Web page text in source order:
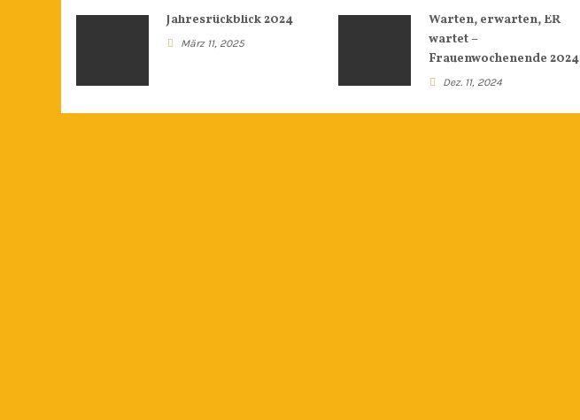
Jahresrückblick 2024
März 11, 2025
Warten, erwarten, ER
wartet –
Frauenwochenende 2024
Dez. 11, 2024